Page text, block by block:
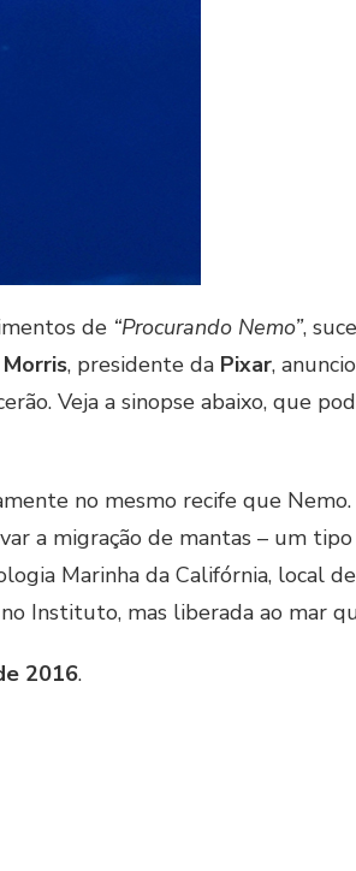
de “Procurando Nemo”,
Morris, presidente da Pixar,
Veja a sinopse abaixo, que
no mesmo recife que Nemo.
a migração de mantas – um tipo
Marinha da Califórnia, local
Instituto, mas liberada ao mar
2016.